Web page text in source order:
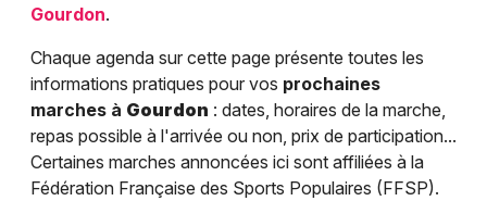
Gourdon.
Chaque agenda sur cette page présente toutes les
informations pratiques pour vos prochaines
marches à Gourdon : dates, horaires de la marche,
repas possible à l'arrivée ou non, prix de participation...
Certaines marches annoncées ici sont affiliées à la
Fédération Française des Sports Populaires (FFSP).